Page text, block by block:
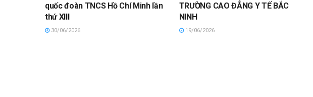
quốc đoàn TNCS Hồ Chí Minh lần
thứ XIII
30/06/2026
TRƯỜNG CAO ĐẲNG Y TẾ BẮC
NINH
19/06/2026